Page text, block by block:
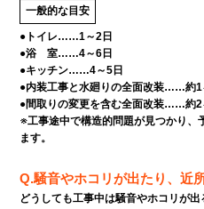
一般的な目安
●トイレ……1～2日
●浴 室……4～6日
●キッチン……4～5日
●内装工事と水廻りの全面改装……約1
●間取りの変更を含む全面改装……約2
※工事途中で構造的問題が見つかり、
ます。
Q.騒音やホコリが出たり、近
どうしても工事中は騒音やホコリが